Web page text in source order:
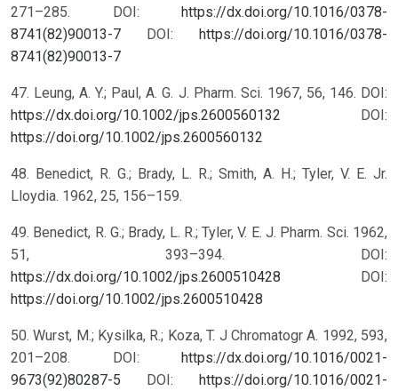
271–285. DOI: https://dx.doi.org/10.1016/0378-
8741(82)90013-7
DOI: https://doi.org/10.1016/0378-
8741(82)90013-7
47. Leung, A. Y.; Paul, A. G. J. Pharm. Sci. 1967, 56, 146. DOI:
https://dx.doi.org/10.1002/jps.2600560132
DOI:
https://doi.org/10.1002/jps.2600560132
48. Benedict, R. G.; Brady, L. R.; Smith, A. H.; Tyler, V. E. Jr.
Lloydia. 1962, 25, 156–159.
49. Benedict, R. G.; Brady, L. R.; Tyler, V. E. J. Pharm. Sci. 1962,
51, 393–394. DOI:
https://dx.doi.org/10.1002/jps.2600510428
DOI:
https://doi.org/10.1002/jps.2600510428
50. Wurst, M.; Kysilka, R.; Koza, T. J Chromatogr A. 1992, 593,
201–208. DOI: https://dx.doi.org/10.1016/0021-
9673(92)80287-5
DOI: https://doi.org/10.1016/0021-